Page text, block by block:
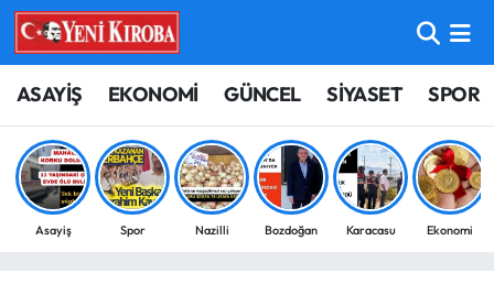
ASAYİŞ EKONOMİ GÜNCEL SİYASET SPOR
Asayiş Spor Nazilli Bozdoğan Karacasu Ekonomi
ASAYİŞ
BİLİM-TEKNOLOJİ
ÇEVRE
Aydın Nöbetçi Eczaneler
Aydın Hava Durumu
Aydin Namaz Vakitleri